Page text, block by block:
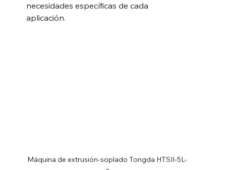
necesidades específicas de cada
aplicación.
Máquina de extrusión-soplado Tongda HTSII-5L-